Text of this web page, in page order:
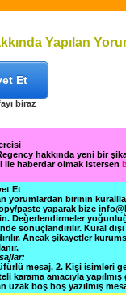
Yapılan
Et
biraz
hakkında yeni bir
ile haberdar olmak istersen
Et
yorumlardan birinin
paste yaparak bize
Değerlendirmeler
sonuçlandırılır. Kural
Ancak şikayetler
mesaj. 2. Kişi isimleri
karama amacıyla
uzak boş boş yazılmış